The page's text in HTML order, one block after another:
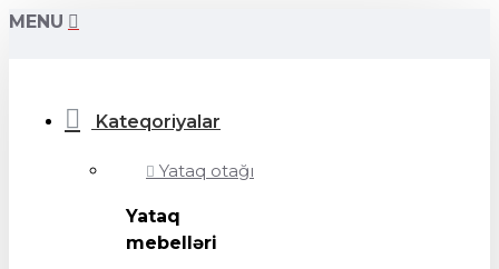
MENU
Kateqoriyalar
Yataq otağı
Yataq
mebelləri